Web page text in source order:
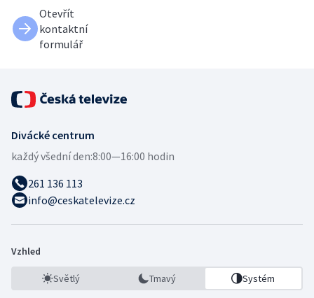
Otevřít
kontaktní
formulář
Divácké centrum
každý všední den:8:00—16:00 hodin
261 136 113
info@ceskatelevize.cz
Vzhled
Světlý Tmavý Systém